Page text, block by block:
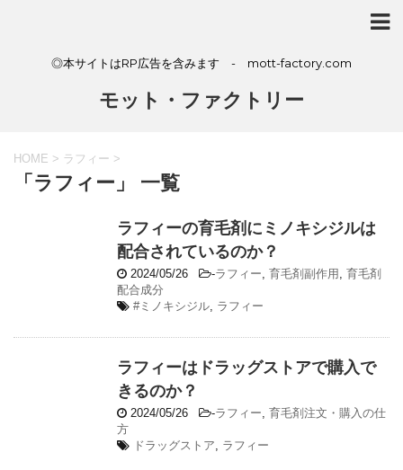
◎本サイトはRP広告を含みます - mott-factory.com
モット・ファクトリー
HOME > ラフィー >
「ラフィー」 一覧
ラフィーの育毛剤にミノキシジルは
配合されているのか？
2024/05/26 -ラフィー, 育毛剤副作用 , 育毛剤
配合成分
#ミノキシジル, ラフィー
ラフィーはドラッグストアで購入で
きるのか？
2024/05/26 -ラフィー, 育毛剤注文・購入の仕
方
ドラッグストア, ラフィー